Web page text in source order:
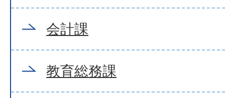
会計課
教育総務課